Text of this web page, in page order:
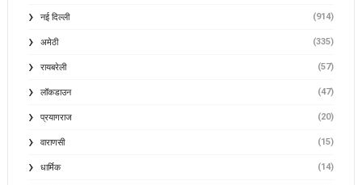
नई दिल्ली (914)
अमेठी (335)
रायबरेली (57)
लॉकडाउन (47)
प्रयागराज (20)
वाराणसी (15)
धार्मिक (14)